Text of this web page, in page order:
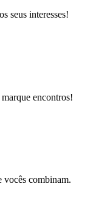
seus interesses!
encontros!
vocês combinam.